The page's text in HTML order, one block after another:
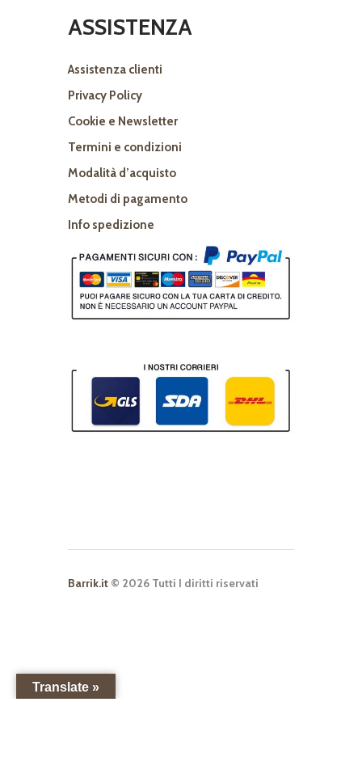
ASSISTENZA
Assistenza clienti
Privacy Policy
Cookie e Newsletter
Termini e condizioni
Modalità d’acquisto
Metodi di pagamento
Info spedizione
Barrik.it © 2026 Tutti I diritti riservati
Translate »